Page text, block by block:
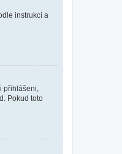
instrukcí a
přihlášeni,
Pokud toto